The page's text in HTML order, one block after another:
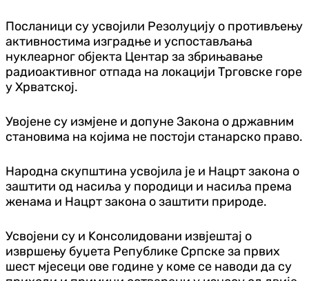
Посланици су усвојили Резолуцију о противљењу
активностима изградње и успостављања
нуклеарног објекта Центар за збрињавање
радиоактивног отпада на локацији Трговске горе
у Хрватској.
Увојене су измјене и допуне Закона о државним
становима на којима не постоји станарско право.
Народна скупштина усвојила је и Нацрт закона о
заштити од насиља у породици и насиља према
женама и Нацрт закона о заштити природе.
Усвојени су и Kонсолидовани извјештај о
извршењу буџета Републике Српске за првих
шест мјесеци ове године у коме се наводи да су